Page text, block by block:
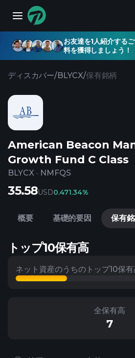
お友達を1人紹介する
料を獲得しましょう！
ディスカバー/BLYCX/保有銘柄
American Beacon
Growth Fund C Class
BLYCX · NMFQS
35.58USD0.471.34%
概要 基礎的要因 保有
トップ10保有高
ネット資産のうちのトップ10保
全保有高
7